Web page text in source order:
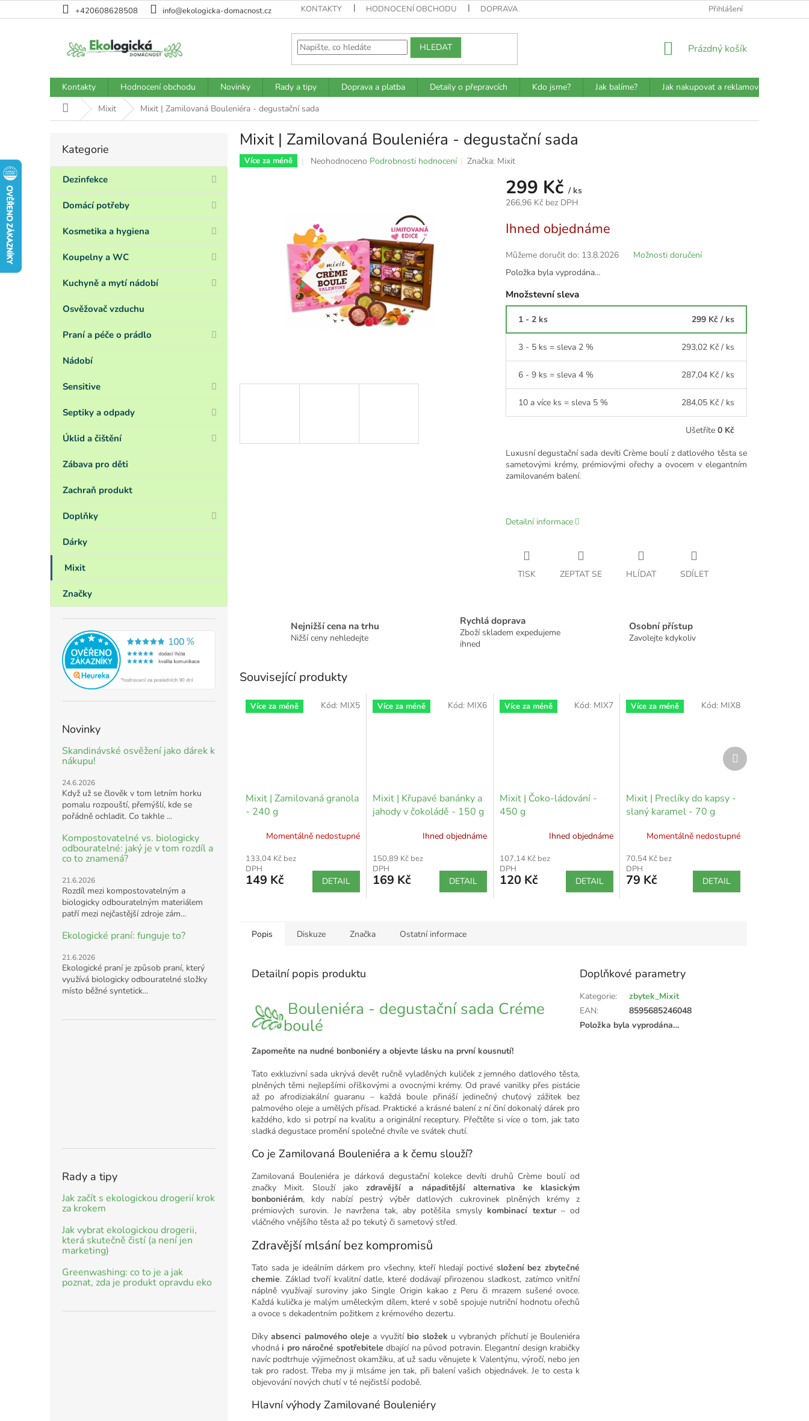
na
+420608628508 info@ekologicka-domacnost.cz KONTAKTY HODNOCENÍ OBCHODU DOPRAVA A PLATBA JAK BALÍME?
Přihlášení
HLEDAT
NÁKUPNÍ
Prázdný košík
Kontakty Hodnocení obchodu Novinky Rady a tipy Doprava a platba Detaily o přepravcích Kdo jsme? Jak balíme? Jak nakupovat a reklamovat?
Domů Mixit Mixit | Zamilovaná Bouleniéra - degustační sada
s
r
n
í
a
e
Přeskočit
Kategorie
Dezinfekce
Domácí potřeby
Kosmetika a hygiena
Koupelny a WC
Kuchyně a mytí nádobí
Osvěžovač vzduchu
Praní a péče o prádlo
Nádobí
Sensitive
Septiky a odpady
Úklid a čištění
Zábava pro děti
Zachraň produkt
Doplňky
Dárky
Mixit
Značky
Novinky
Skandinávské osvěžení jako dárek k
nákupu!
24.6.2026
Když už se člověk v tom letním horku
pomalu rozpouští, přemýšlí, kde se
pořádně ochladit. Co takhle ...
Kompostovatelné vs. biologicky
odbouratelné: jaký je v tom rozdíl a
co to znamená?
21.6.2026
Rozdíl mezi kompostovatelným a
biologicky odbouratelným materiálem
patří mezi nejčastější zdroje zám...
Ekologické praní: funguje to?
21.6.2026
Ekologické praní je způsob praní, který
využívá biologicky odbouratelné složky
místo běžné syntetick...
Rady a tipy
Jak začít s ekologickou drogerií krok
za krokem
Jak vybrat ekologickou drogerii,
která skutečně čistí (a není jen
marketing)
Greenwashing: co to je a jak
poznat, zda je produkt opravdu eko
Mixit | Zamilovaná Bouleniéra - degustační sada
Více za méně
Průměrné
5
hvězdiček.
Neohodnoceno Podrobnosti hodnocení Značka: Mixit
299 Kč / ks
266,96 Kč bez DPH
cena:
Ihned objednáme
Můžeme doručit do: 13.8.2026
Možnosti doručení
Položka byla vyprodána…
Množstevní sleva
1 - 2 ks 299 Kč / ks
3 - 5 ks = sleva 2 % 293,02 Kč / ks
6 - 9 ks = sleva 4 % 287,04 Kč / ks
10 a více ks = sleva 5 % 284,05 Kč / ks
Ušetříte 0 Kč
Luxusní degustační sada devíti Crème boulí z datlového těsta se
sametovými krémy, prémiovými ořechy a ovocem v elegantním
zamilovaném balení.
Detailní informace
TISK ZEPTAT SE HLÍDAT SDÍLET
Nejnižší cena na trhu
Nižší ceny nehledejte
Rychlá doprava
Zboží skladem expedujeme
ihned
Osobní přístup
Zavolejte kdykoliv
Související produkty
Více za méně
Mixit | Zamilovaná granola
- 240 g
Momentálně nedostupné
133,04 Kč bez
DPH
149 Kč DETAIL
Kód: MIX5 Více za méně
Mixit | Křupavé banánky a
jahody v čokoládě - 150 g
Ihned objednáme
150,89 Kč bez
DPH
169 Kč DETAIL
Kód: MIX6 Více za méně
Mixit | Čoko-ládování -
450 g
Ihned objednáme
107,14 Kč bez
DPH
120 Kč DETAIL
Kód: MIX7 Více za méně
Mixit | Preclíky do kapsy -
slaný karamel - 70 g
Momentálně nedostupné
70,54 Kč bez
DPH
79 Kč DETAIL
Kód: MIX8
Další
produkt
Popis Diskuze Značka Ostatní informace
Detailní popis produktu
Bouleniéra - degustační sada Créme
boulé
Zapomeňte na nudné bonboniéry a objevte lásku na první kousnutí!
Tato exkluzivní sada ukrývá devět ručně vyladěných kuliček z jemného datlového těsta,
plněných těmi nejlepšími oříškovými a ovocnými krémy. Od pravé vanilky přes pistácie
až po afrodiziakální guaranu – každá boule přináší jedinečný chuťový zážitek bez
palmového oleje a umělých přísad. Praktické a krásné balení z ní činí dokonalý dárek pro
každého, kdo si potrpí na kvalitu a originální receptury. Přečtěte si více o tom, jak tato
sladká degustace promění společné chvíle ve svátek chutí.
Co je Zamilovaná Bouleniéra a k čemu slouží?
Zamilovaná Bouleniéra je dárková degustační kolekce devíti druhů Crème boulí od
značky Mixit. Slouží jakozdravější a nápaditější alternativa ke klasickým
bonboniérám, kdy nabízí pestrý výběr datlových cukrovinek plněných krémy z
prémiových surovin. Je navržena tak, aby potěšila smysly kombinací textur– od
vláčného vnějšího těsta až po tekutý či sametový střed.
Zdravější mlsání bez kompromisů
Tato sada je ideálním dárkem pro všechny, kteří hledají poctivé složení bez zbytečné
chemie. Základ tvoří kvalitní datle, které dodávají přirozenou sladkost, zatímco vnitřní
náplně využívají suroviny jako Single Origin kakao z Peru či mrazem sušené ovoce.
Každá kulička je malým uměleckým dílem, které v sobě spojuje nutriční hodnotu ořechů
a ovoce s dekadentním požitkem z krémového dezertu.
Díkyabsenci palmového oleje a využitíbio složek u vybraných příchutí je Bouleniéra
vhodná i pro náročné spotřebitele dbající na původ potravin. Elegantní design krabičky
navíc podtrhuje výjimečnost okamžiku, ať už sadu věnujete k Valentýnu, výročí, nebo jen
tak pro radost. Třeba my ji mlsáme jen tak, při balení vašich objednávek. Je to cesta k
objevování nových chutí v té nejčistší podobě.
Hlavní výhody Zamilované Bouleniéry
Doplňkové parametry
Kategorie:
zbytek_Mixit
EAN:
8595685246048
Položka byla vyprodána…